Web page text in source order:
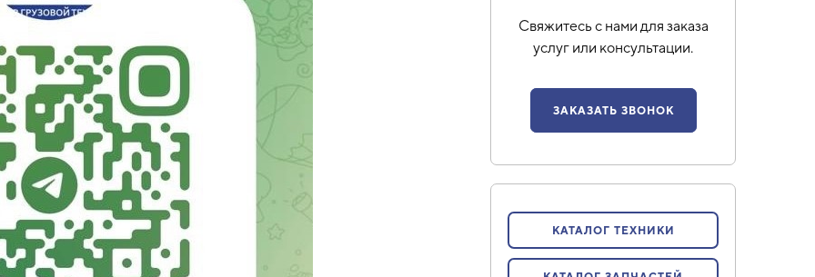
Свяжитесь с нами для заказа
услуг или консультации.
ЗАКАЗАТЬ ЗВОНОК
КАТАЛОГ ТЕХНИКИ